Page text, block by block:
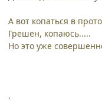
А вот копаться в
Грешен, копаюсь.....
Но это уже
.